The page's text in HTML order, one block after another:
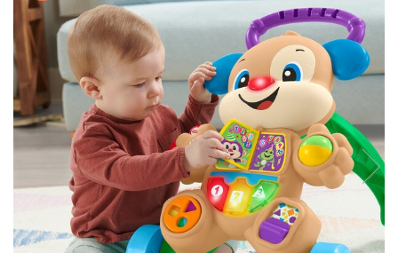
Carti de Povesti pentru Copii
Rechizite si papetarie pentru copii
Creioane colorate si carioci
Ghiozdane si genti
Harti de perete si globuri
pamantesti
Librarie online
Fictiune
Manuale si auxiliare scolare
Birotica & Papetarie